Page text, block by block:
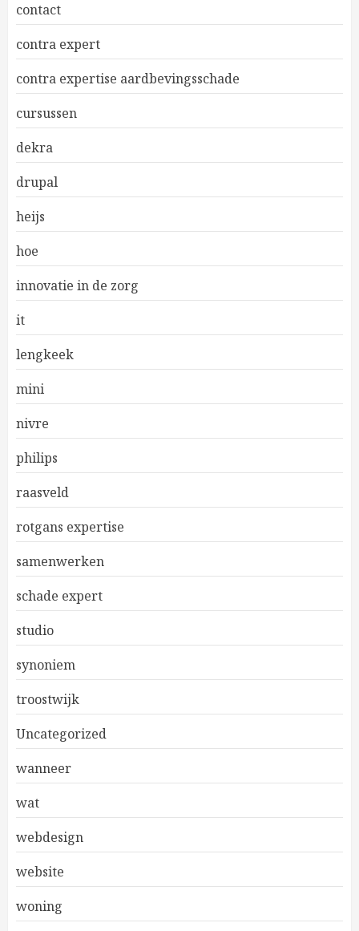
contact
contra expert
contra expertise aardbevingsschade
cursussen
dekra
drupal
heijs
hoe
innovatie in de zorg
it
lengkeek
mini
nivre
philips
raasveld
rotgans expertise
samenwerken
schade expert
studio
synoniem
troostwijk
Uncategorized
wanneer
wat
webdesign
website
woning